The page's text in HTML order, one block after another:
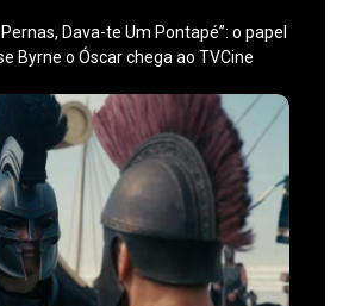
Dava-te Um Pontapé”: o papel
Byrne o Óscar chega ao TVCine